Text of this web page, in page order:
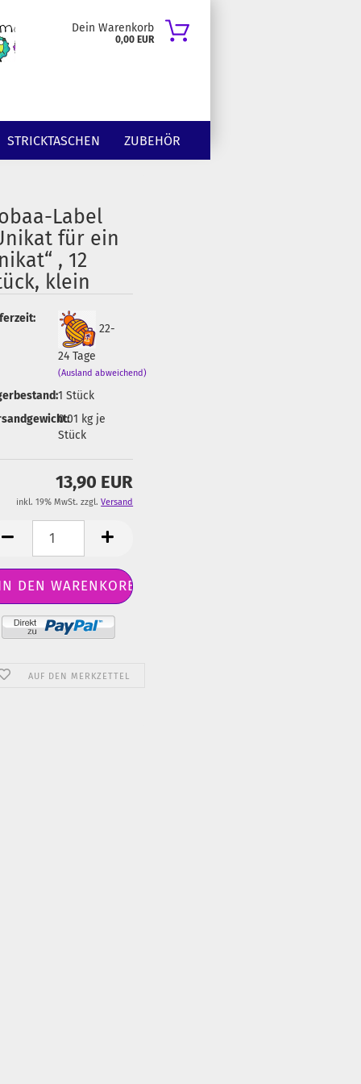
Dein Warenkorb
0,00 EUR
STRICKTASCHEN ZUBEHÖR
Label
für ein
, 12
klein
22-
24 Tage
(Ausland abweichend)
1 Stück
0.01 kg je
Stück
13,90 EUR
inkl. 19% MwSt. zzgl.Versand
AUF DEN MERKZETTEL